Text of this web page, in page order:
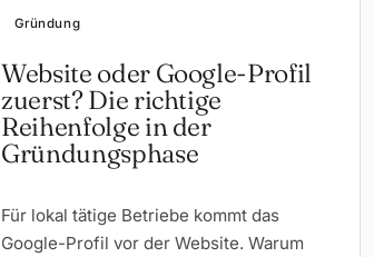
Gründung
Website oder Google-Profil
zuerst? Die richtige
Reihenfolge in der
Gründungsphase
Für lokal tätige Betriebe kommt das
Google-Profil vor der Website. Warum